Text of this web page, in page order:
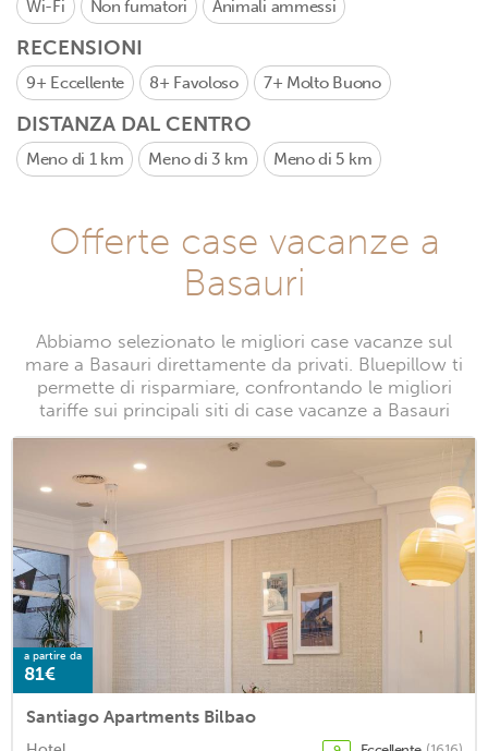
Wi-Fi Non fumatori Animali ammessi
RECENSIONI
9+ Eccellente 8+ Favoloso 7+ Molto Buono
DISTANZA DAL CENTRO
Meno di 1 km Meno di 3 km Meno di 5 km
Offerte case vacanze a
Basauri
Abbiamo selezionato le migliori case vacanze sul
mare a Basauri direttamente da privati. Bluepillow ti
permette di risparmiare, confrontando le migliori
tariffe sui principali siti di case vacanze a Basauri
a partire da
81€
Santiago Apartments Bilbao